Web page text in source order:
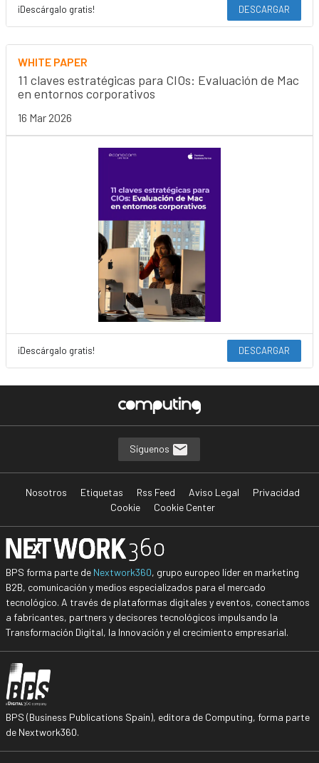
¡Descárgalo gratis! DESCARGAR
WHITE PAPER
11 claves estratégicas para CIOs: Evaluación de Mac
en entornos corporativos
16 Mar 2026
¡Descárgalo gratis! DESCARGAR
Síguenos
Nosotros Etiquetas Rss Feed Aviso Legal
Privacidad
Cookie
Cookie Center
BPS forma parte de Nextwork360, grupo europeo líder en marketing
B2B, comunicación y medios especializados para el mercado
tecnológico. A través de plataformas digitales y eventos, conectamos
a fabricantes, partners y decisores tecnológicos impulsando la
Transformación Digital, la Innovación y el crecimiento empresarial.
BPS (Business Publications Spain), editora de Computing, forma parte
de Nextwork360.